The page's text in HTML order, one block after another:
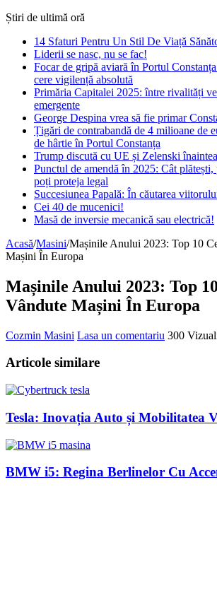
Știri de ultimă oră
14 Sfaturi Pentru Un Stil De Viață
Liderii se nasc, nu se fac!
Focar de gripă aviară în Portul
cere vigilență absolută
Primăria Capitalei 2025: între rivalități
emergente
George Despina vrea să fie primar
Țigări de contrabandă de 4 milioane de
de hârtie în Portul Constanța
Trump discută cu UE și Zelenski
Punctul de amendă în 2025: Cât plătești,
poți proteja legal
Succesiunea Papală: În căutarea
Cei 40 de mucenici!
Masă de inversie mecanică sau electrică!
Acasă/Masini/Mașinile Anului 2023: Top 10
Mașini În Europa
Mașinile Anului 2023: Top
Vândute Mașini În Europa
Cozmin Masini Lasa un comentariu 300
Articole similare
Tesla: Inovația Auto și Mobilitatea
BMW i5: Regina Berlinelor Cu